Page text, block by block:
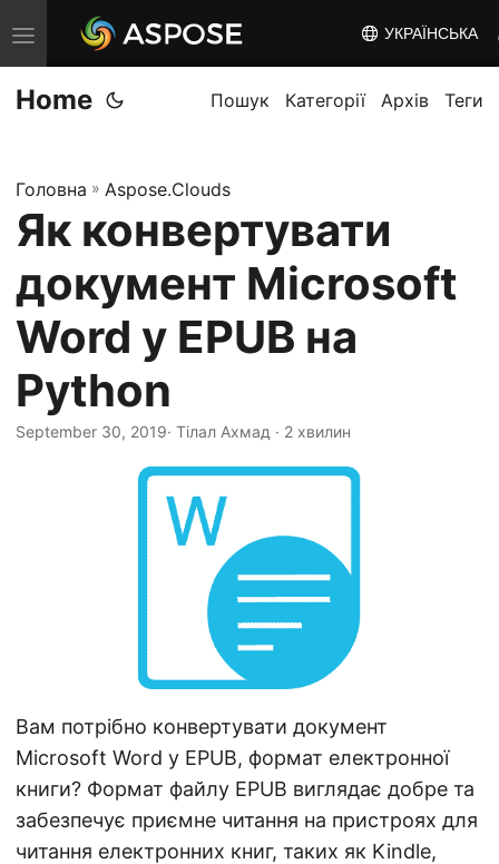
T
o
g
e
n
v
i
g
a
t
i
УКРАЇНСЬКА
Home Пошук Категорії Архів Теги
Головна » Aspose.Clouds
Як конвертувати
документ Microsoft
Word у EPUB на
Python
September 30, 2019· Тілал Ахмад · 2 хвилин
Вам потрібно конвертувати документ
Microsoft Word у EPUB, формат електронної
книги? Формат файлу EPUB виглядає добре та
забезпечує приємне читання на пристроях для
читання електронних книг, таких як Kindle,